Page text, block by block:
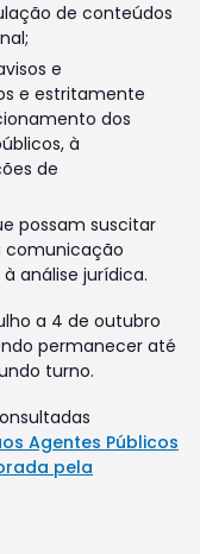
de conteúdos
e
e estritamente
dos
à
de
possam suscitar
comunicação
análise jurídica.
a 4 de outubro
permanecer até
turno.
Agentes Públicos
pela